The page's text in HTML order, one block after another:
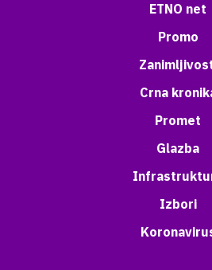
ETNO net
Promo
Crna
Promet
Glazba
Izbori